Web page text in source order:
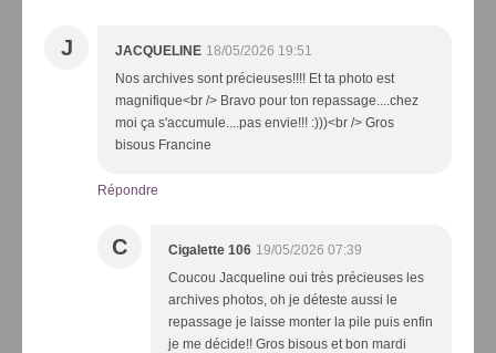
J JACQUELINE 18/05/2026 19:51
Nos archives sont précieuses!!!! Et ta photo est
magnifique<br /> Bravo pour ton repassage....chez
moi ça s'accumule....pas envie!!! :)))<br /> Gros
bisous Francine
Répondre
C Cigalette 106 19/05/2026 07:39
Coucou Jacqueline oui très précieuses les
archives photos, oh je déteste aussi le
repassage je laisse monter la pile puis enfin
je me décide!! Gros bisous et bon mardi